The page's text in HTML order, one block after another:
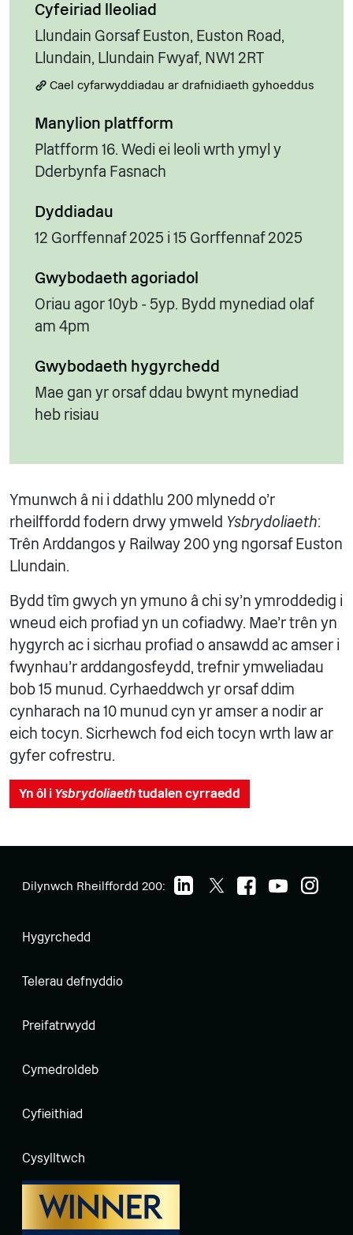
Cyfeiriad lleoliad
Llundain Gorsaf Euston, Euston Road,
Llundain, Llundain Fwyaf, NW1 2RT
Cael cyfarwyddiadau ar drafnidiaeth gyhoeddus
Manylion platfform
Platfform 16. Wedi ei leoli wrth ymyl y
Dderbynfa Fasnach
Dyddiadau
12 Gorffennaf 2025 i 15 Gorffennaf 2025
Gwybodaeth agoriadol
Oriau agor 10yb - 5yp. Bydd mynediad olaf
am 4pm
Gwybodaeth hygyrchedd
Mae gan yr orsaf ddau bwynt mynediad
heb risiau
Ymunwch â ni i ddathlu 200 mlynedd o'r
rheilffordd fodern drwy ymweld Ysbrydoliaeth:
Trên Arddangos y Railway 200 yng ngorsaf Euston
Llundain.
Bydd tîm gwych yn ymuno â chi sy'n ymroddedig i
wneud eich profiad yn un cofiadwy. Mae'r trên yn
hygyrch ac i sicrhau profiad o ansawdd ac amser i
fwynhau'r arddangosfeydd, trefnir ymweliadau
bob 15 munud. Cyrhaeddwch yr orsaf ddim
cynharach na 10 munud cyn yr amser a nodir ar
eich tocyn. Sicrhewch fod eich tocyn wrth law ar
gyfer cofrestru.
Yn ôl i Ysbrydoliaethtudalen cyrraedd
Dilynwch Rheilffordd 200:
Hygyrchedd
Telerau defnyddio
Preifatrwydd
Cymedroldeb
Cyfieithiad
Cysylltwch